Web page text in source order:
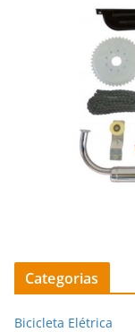
Categorias
Bicicleta Elétrica